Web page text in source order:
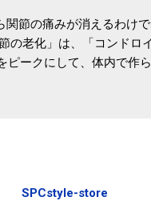
節の痛みが消えるわけ
の老化」は、「コンドロ
ークにして、体内で作
大切。そして「コンドロ
ーニュース 賞味期限は
白い泡が全体に行き渡る
SPCstyle-store